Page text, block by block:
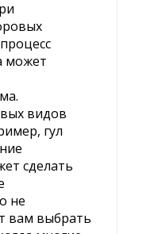
может
видов
гул
сделать
не
вам выбрать